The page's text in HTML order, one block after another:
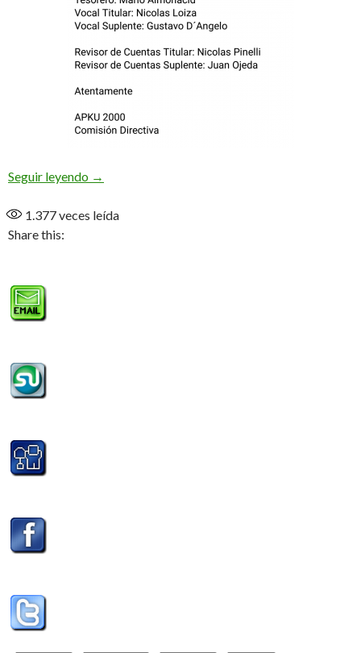
Seguir leyendo «Asumimos con muchas ganas y entusiasmo»
→
1.377veces leída
Share this: